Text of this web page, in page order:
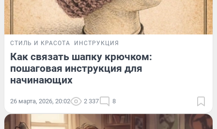
СТИЛЬ И КРАСОТА ИНСТРУКЦИЯ
Как связать шапку крючком:
пошаговая инструкция для
начинающих
26 марта, 2026, 20:02 2 337 8